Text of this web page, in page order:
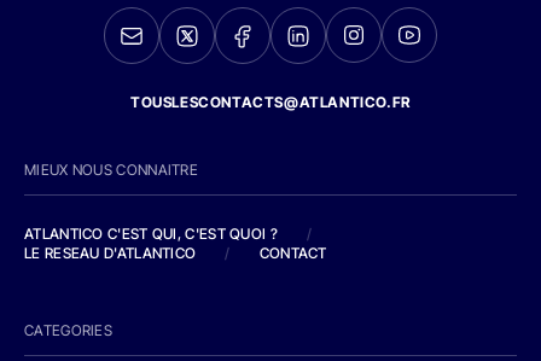
TOUSLESCONTACTS@ATLANTICO.FR
MIEUX NOUS CONNAITRE
ATLANTICO C'EST QUI, C'EST QUOI ?
/
LE RESEAU D'ATLANTICO
/ CONTACT
CATEGORIES